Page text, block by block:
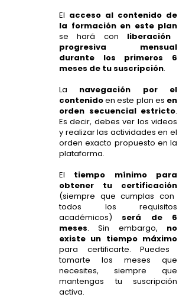
El acceso al contenido de
la formación en este plan
se hará con liberación
progresiva mensual
durante los primeros 6
meses de tu suscripción.
La navegación por el
contenidoen este plan es en
orden secuencial estricto.
Es decir, debes ver los videos
y realizar las actividades en el
orden exacto propuesto en la
plataforma.
El tiempo mínimo para
obtener tu certificación
(siempre que cumplas con
todos los requisitos
académicos) será de 6
meses. Sin embargo, no
existe un tiempo máximo
para certificarte. Puedes
tomarte los meses que
necesites, siempre que
mantengas tu suscripción
activa.